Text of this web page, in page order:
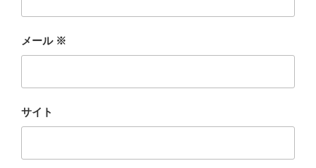
メール ※
サイト